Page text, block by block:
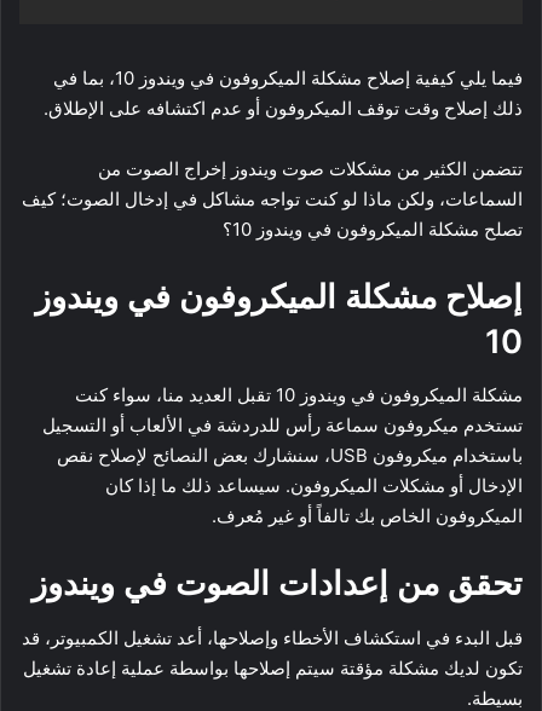
فيما يلي كيفية إصلاح مشكلة الميكروفون في ويندوز 10، بما في
ذلك إصلاح وقت توقف الميكروفون أو عدم اكتشافه على الإطلاق.
تتضمن الكثير من مشكلات صوت ويندوز إخراج الصوت من
السماعات، ولكن ماذا لو كنت تواجه مشاكل في إدخال الصوت؛ كيف
تصلح مشكلة الميكروفون في ويندوز 10؟
إصلاح مشكلة الميكروفون في ويندوز
10
مشكلة الميكروفون في ويندوز 10 تقبل العديد منا، سواء كنت
تستخدم ميكروفون سماعة رأس للدردشة في الألعاب أو التسجيل
باستخدام ميكروفون USB، سنشارك بعض النصائح لإصلاح نقص
الإدخال أو مشكلات الميكروفون. سيساعد ذلك ما إذا كان
الميكروفون الخاص بك تالفاً أو غير مُعرف.
تحقق من إعدادات الصوت في ويندوز
قبل البدء في استكشاف الأخطاء وإصلاحها، أعد تشغيل الكمبيوتر، قد
تكون لديك مشكلة مؤقتة سيتم إصلاحها بواسطة عملية إعادة تشغيل
بسيطة.